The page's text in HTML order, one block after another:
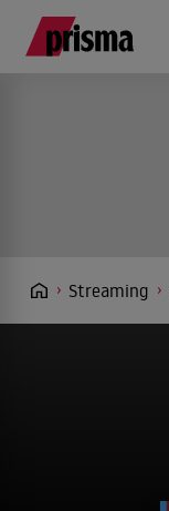
Streaming